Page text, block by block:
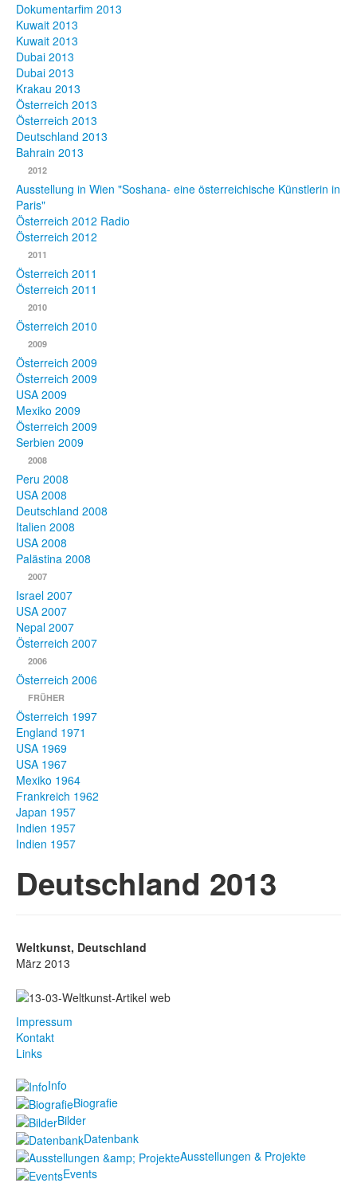
Dokumentarfim 2013
Kuwait 2013
Kuwait 2013
Dubai 2013
Dubai 2013
Krakau 2013
Österreich 2013
Österreich 2013
Deutschland 2013
Bahrain 2013
2012
Ausstellung in Wien "Soshana- eine österreichische Künstlerin in
Paris"
Österreich 2012 Radio
Österreich 2012
2011
Österreich 2011
Österreich 2011
2010
Österreich 2010
2009
Österreich 2009
Österreich 2009
USA 2009
Mexiko 2009
Österreich 2009
Serbien 2009
2008
Peru 2008
USA 2008
Deutschland 2008
Italien 2008
USA 2008
Palästina 2008
2007
Israel 2007
USA 2007
Nepal 2007
Österreich 2007
2006
Österreich 2006
FRÜHER
Österreich 1997
England 1971
USA 1969
USA 1967
Mexiko 1964
Frankreich 1962
Japan 1957
Indien 1957
Indien 1957
Deutschland 2013
Weltkunst, Deutschland
März 2013
Impressum
Kontakt
Links
Info
Biografie
Bilder
Datenbank
Ausstellungen & Projekte
Events